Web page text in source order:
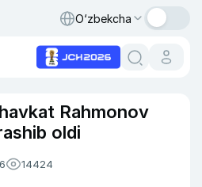
O‘zbekcha
Rahmonov
oldi
14424